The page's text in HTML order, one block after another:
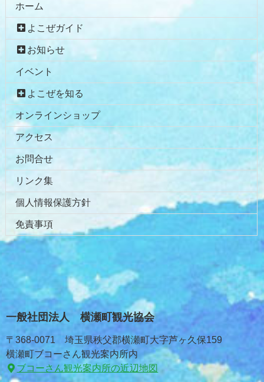
ホーム
よこぜガイド
お知らせ
イベント
よこぜを知る
オンラインショップ
アクセス
お問合せ
リンク集
個人情報保護方針
免責事項
一般社団法人 横瀬町観光協会
〒368-0071 埼玉県秩父郡横瀬町大字芦ヶ久保159
横瀬町ブコーさん観光案内所内
ブコーさん観光案内所の近辺地図